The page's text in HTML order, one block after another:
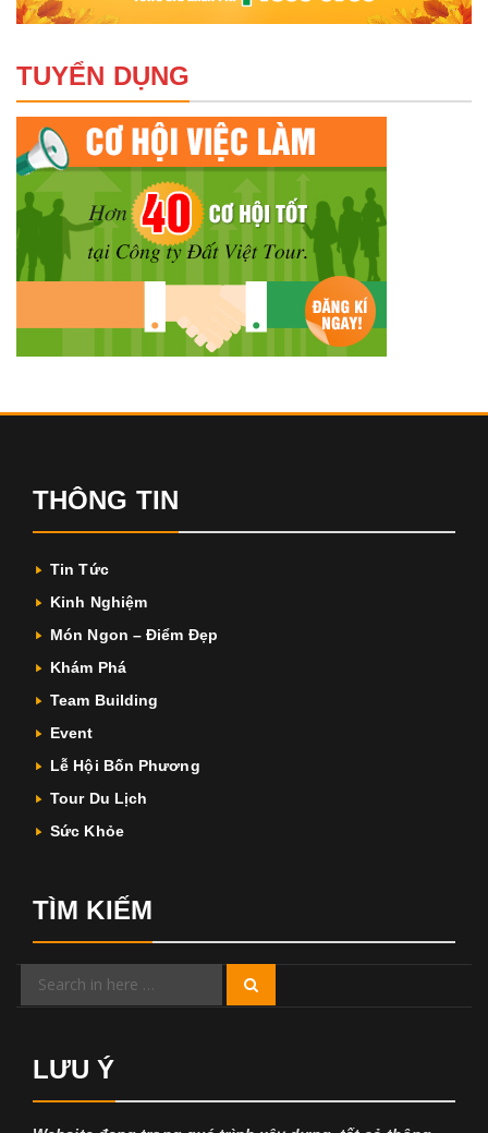
TUYỂN DỤNG
THÔNG TIN
Tin Tức
Kinh Nghiệm
Món Ngon – Điểm Đẹp
Khám Phá
Team Building
Event
Lễ Hội Bốn Phương
Tour Du Lịch
Sức Khỏe
TÌM KIẾM
Search
LƯU Ý